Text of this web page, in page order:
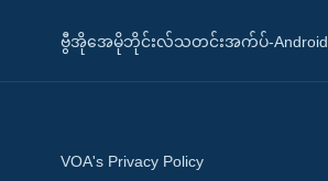
ဗွီအိုအေမိုဘိုင်းလ်သတင်းအက်ပ်-Android
VOA's Privacy Policy